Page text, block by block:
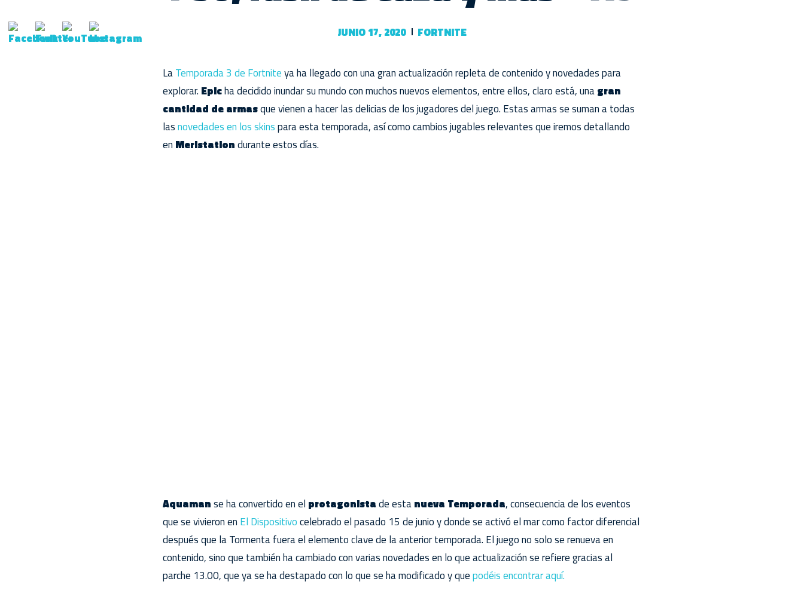
JUNIO 17, 2020 FORTNITE
LaTemporada 3 de Fortniteya ha llegado con una gran actualización repleta de contenido y novedades para
explorar. Epicha decidido inundar su mundo con muchos nuevos elementos, entre ellos, claro está, unagran
cantidad de armasque vienen a hacer las delicias de los jugadores del juego. Estas armas se suman a todas
lasnovedades en los skinspara esta temporada, así como cambios jugables relevantes que iremos detallando
en Meristationdurante estos días.
Aquamanse ha convertido en el protagonistade estanueva Temporada, consecuencia de los eventos
que se vivieron en El Dispositivocelebrado el pasado 15 de junio y donde se activó el mar como factor diferencial
después que la Tormenta fuera el elemento clave de la anterior temporada. El juego no solo se renueva en
contenido, sino que también ha cambiado con varias novedades en lo que actualización se refiere gracias al
parche 13.00, que ya se ha destapado con lo que se ha modificado y quepodéis encontrar aquí.